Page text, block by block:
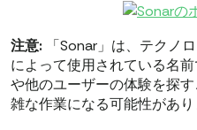
注意: 「Sonar」は、テクノ
によって使用されている名
や他のユーザーの体験を探
雑な作業になる可能性があり